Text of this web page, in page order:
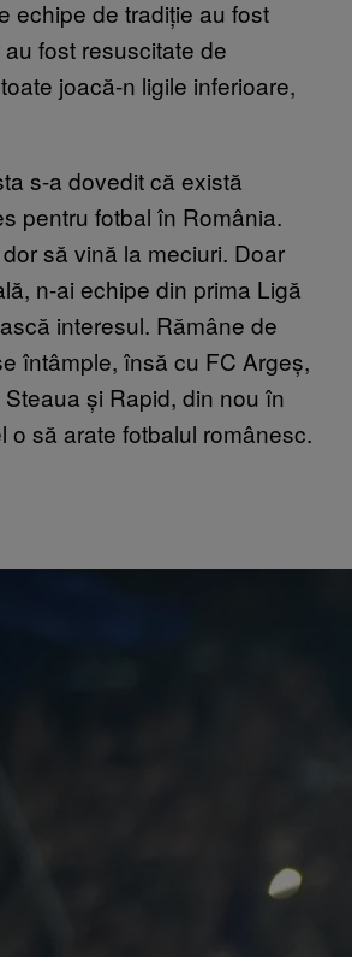
echipe de tradiție au fost
fost resuscitate de
joacă-n ligile inferioare,
s-a dovedit că există
pentru fotbal în România.
să vină la meciuri. Doar
n-ai echipe din prima Ligă
interesul. Rămâne de
întâmple, însă cu FC Argeș,
și Rapid, din nou în
o să arate fotbalul românesc.